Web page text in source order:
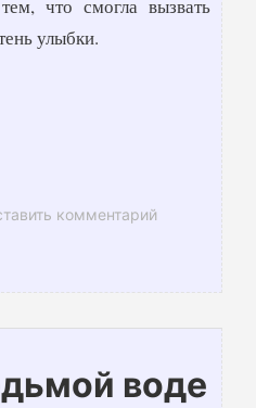
что смогла вызвать
улыбки.
комментарий
воде